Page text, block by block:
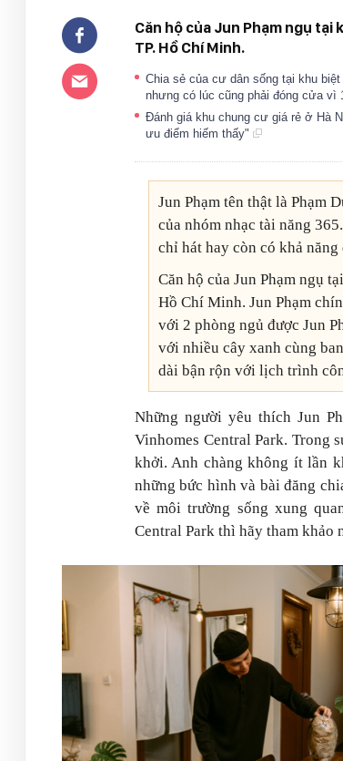
Căn hộ của Jun Phạm ngụ tại
TP. Hồ Chí Minh.
Chia sẻ của cư dân sống tại khu
nhưng có lúc cũng phải đóng cửa vì
Đánh giá khu chung cư giá rẻ ở Hà
ưu điểm hiếm thấy"
Jun Phạm tên thật là Phạm
của nhóm nhạc tài năng
chỉ hát hay còn có khả
Căn hộ của Jun Phạm ngụ
Hồ Chí Minh. Jun Phạm
với 2 phòng ngủ được Jun
với nhiều cây xanh cùng
dài bận rộn với lịch trình
Những người yêu thích Jun
Vinhomes Central Park. Trong
khởi. Anh chàng không ít lần
những bức hình và bài đăng
về môi trường sống xung
Central Park thì hãy tham khảo